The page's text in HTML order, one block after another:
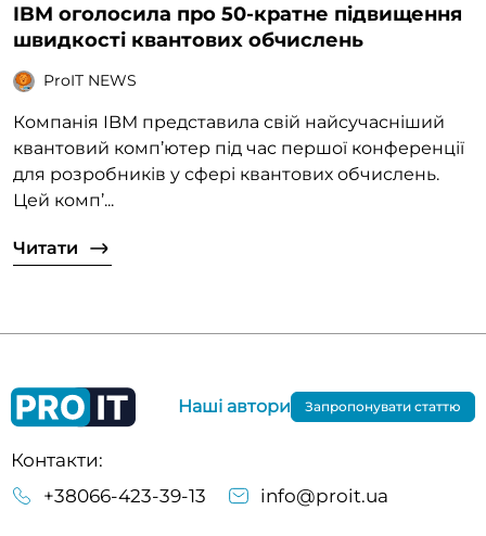
IBM оголосила про 50-кратне підвищення
швидкості квантових обчислень
ProIT NEWS
Компанія IBM представила свій найсучасніший
квантовий комп’ютер під час першої конференції
для розробників у сфері квантових обчислень.
Цей комп’...
Читати
Контакти:
+38066-423-39-13
info@proit.ua
Наші автори Запропонувати статтю